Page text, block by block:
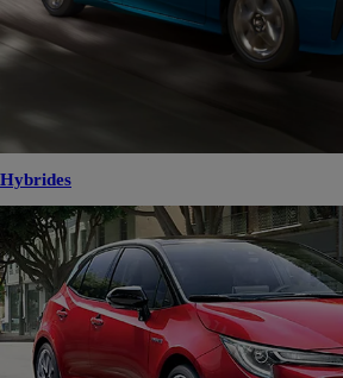
Hybrides